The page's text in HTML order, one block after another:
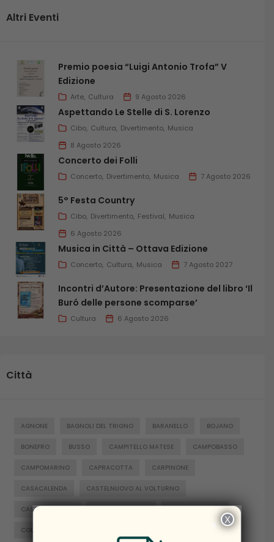
Altri Eventi
Premio poesia “Luigi Antonio Trofa” V
Edizione
Arte Cultura 9 Agosto 2026
Aspettando Le Stelle di S. Lorenzo
Cibo Cultura Divertimento Musica
8 Agosto 2026
Concerto dei Folli
Concerto Divertimento Musica 7 Agosto 2026
5° Festa Country
Cibo Divertimento Festival Musica
6 Agosto 2026
Musica in Città – Ottava Edizione
Concerto Cultura Musica 7 Agosto 2027
Incontri d’Autore: Presentazione del libro ‘Il
Buró delle persone scomparse’
Cultura 6 Agosto 2026
Città
AGNONE BAGNOLI DEL TRIGNO BARANELLO BOJANO
BONEFRO BUSSO CAMPITELLO MATESE CAMPOBASSO
CAMPOMARINO CAPRACOTTA CARPINONE
CASACALENDA CASTELNUOVO AL VOLTURNO
CASTELPETROSO CERCEMAGGIORE
COLLE D'ANCHISE × X